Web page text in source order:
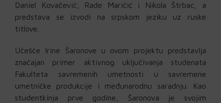
Daniel Kovačević, Rade Maričić i Nikola Štrbac, a
predstava se izvodi na srpskom jeziku uz ruske
titlove.
Učešće Irine Šaronove u ovom projektu predstavlja
značajan primer aktivnog uključivanja studenata
Fakulteta savremenih umetnosti u savremene
umetničke produkcije i međunarodnu saradnju. Kao
studentkinja prve godine, Šaronova je svojim